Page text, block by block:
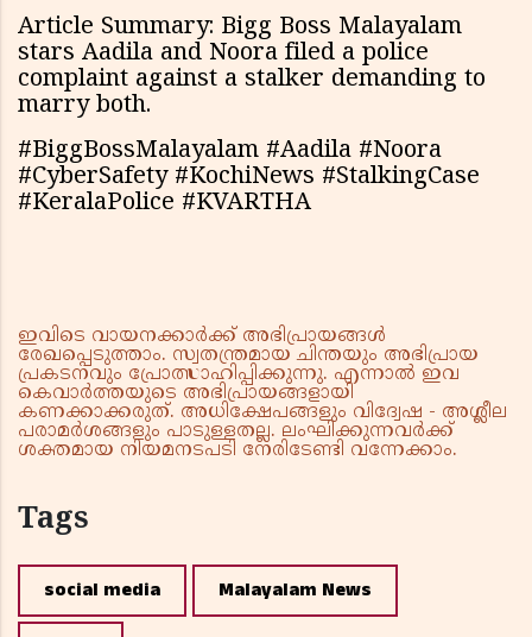
Article Summary: Bigg Boss Malayalam
stars Aadila and Noora filed a police
complaint against a stalker demanding to
marry both.
#BiggBossMalayalam #Aadila #Noora
#CyberSafety #KochiNews #StalkingCase
#KeralaPolice #KVARTHA
ഇവിടെ വായനക്കാർക്ക് അഭിപ്രായങ്ങൾ
രേഖപ്പെടുത്താം. സ്വതന്ത്രമായ ചിന്തയും അഭിപ്രായ
പ്രകടനവും പ്രോത്സാഹിപ്പിക്കുന്നു. എന്നാൽ ഇവ
കെവാർത്തയുടെ അഭിപ്രായങ്ങളായി
കണക്കാക്കരുത്. അധിക്ഷേപങ്ങളും വിദ്വേഷ - അശ്ലീല
പരാമർശങ്ങളും പാടുള്ളതല്ല. ലംഘിക്കുന്നവർക്ക്
ശക്തമായ നിയമനടപടി നേരിടേണ്ടി വന്നേക്കാം.
Tags
social media Malayalam News